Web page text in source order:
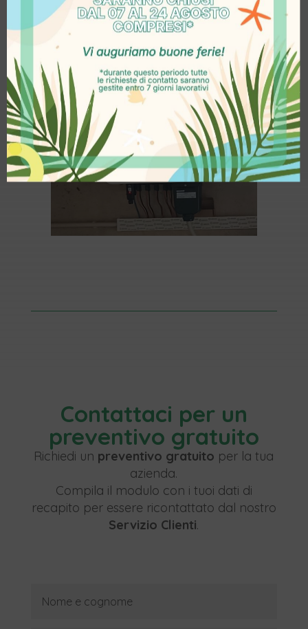
Contattaci per un
preventivo gratuito
Richiedi un preventivo gratuito per la tua
azienda.
Compila il modulo con i tuoi dati di
recapito per essere ricontattato dal nostro
Servizio Clienti.